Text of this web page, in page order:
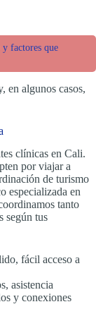
factores que
en algunos casos,
clínicas en Cali.
por viajar a
de turismo
especializada en
tanto
según tus
fácil acceso a
asistencia
y conexiones